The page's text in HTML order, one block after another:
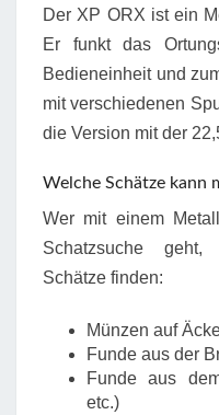
Der XP ORX ist ein
Er funkt das
Bedieneinheit und
mit verschiedenen
die Version mit der
Welche Schätze kann
Wer mit einem
Schatzsuche
Schätze finden:
Münzen auf
Funde aus der
Funde aus
etc.)